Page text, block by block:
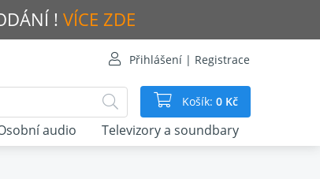
! VÍCE ZDE
Přihlášení | Registrace
Košík: 0 Kč
audio Televizory a soundbary